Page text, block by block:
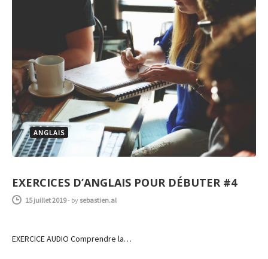
ANGLAIS
EXERCICES D’ANGLAIS POUR DÉBUTER #4
15 juillet 2019- by sebastien.al
EXERCICE AUDIO Comprendre la…